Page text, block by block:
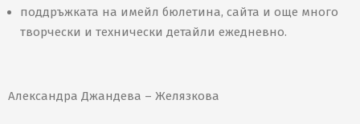
поддръжката на имейл бюлетина, сайта и още много
творчески и технически детайли ежедневно.
Александра Джандева – Желязкова